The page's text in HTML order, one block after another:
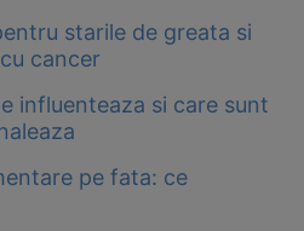
starile de greata si
cancer
influenteaza si care sunt
pe fata: ce